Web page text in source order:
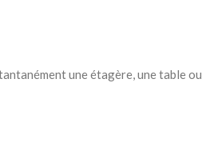
une étagère, une table ou